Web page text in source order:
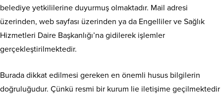
belediye yetkililerine duyurmuş olmaktadır. Mail adresi
üzerinden, web sayfası üzerinden ya da Engelliler ve Sağlık
Hizmetleri Daire Başkanlığı’na gidilerek işlemler
gerçekleştirilmektedir.
Burada dikkat edilmesi gereken en önemli husus bilgilerin
doğruluğudur. Çünkü resmi bir kurum lie iletişime geçilmektedir